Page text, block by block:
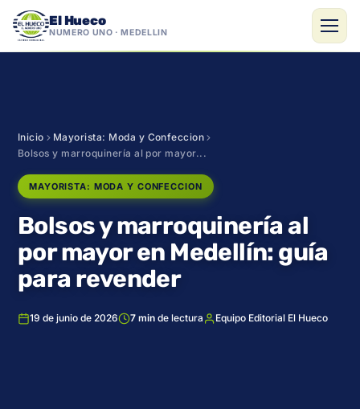
El Hueco
NÚMERO UNO · MEDELLÍN
Inicio
Mayorista: Moda y Confeccion
Bolsos y marroquinería al por mayor...
MAYORISTA: MODA Y CONFECCION
Bolsos y marroquinería al
por mayor en Medellín: guía
para revender
19 de junio de 2026 7 min de lectura Equipo Editorial El Hueco